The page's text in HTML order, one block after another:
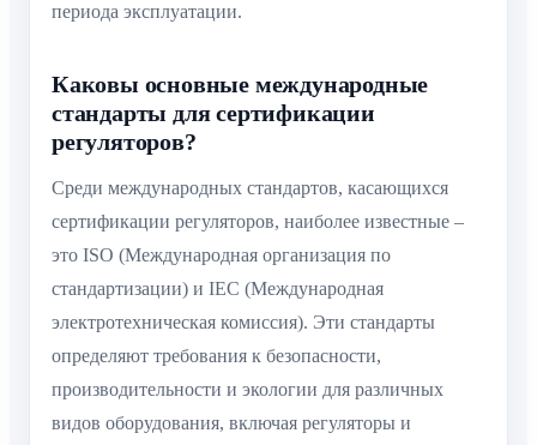
периода эксплуатации.
Каковы основные международные
стандарты для сертификации
регуляторов?
Среди международных стандартов, касающихся
сертификации регуляторов, наиболее известные –
это ISO (Международная организация по
стандартизации) и IEC (Международная
электротехническая комиссия). Эти стандарты
определяют требования к безопасности,
производительности и экологии для различных
видов оборудования, включая регуляторы и